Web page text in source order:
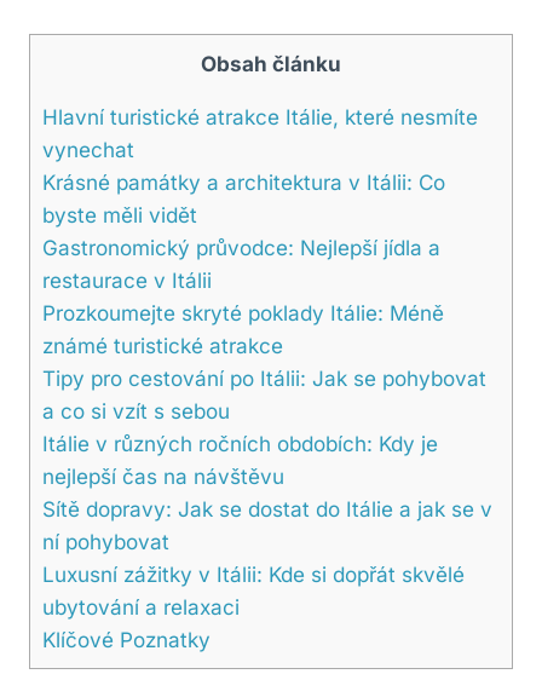
Obsah článku
Hlavní turistické atrakce Itálie, které nesmíte
vynechat
Krásné památky a architektura v Itálii: Co
byste měli vidět
Gastronomický průvodce: Nejlepší jídla a
restaurace v Itálii
Prozkoumejte skryté poklady Itálie: Méně
známé turistické atrakce
Tipy pro cestování po Itálii: Jak se pohybovat
a co si vzít s sebou
Itálie v různých ročních obdobích: Kdy je
nejlepší čas na návštěvu
Sítě dopravy: Jak se dostat do Itálie a jak se v
ní pohybovat
Luxusní zážitky v Itálii: Kde si dopřát skvělé
ubytování a relaxaci
Klíčové Poznatky